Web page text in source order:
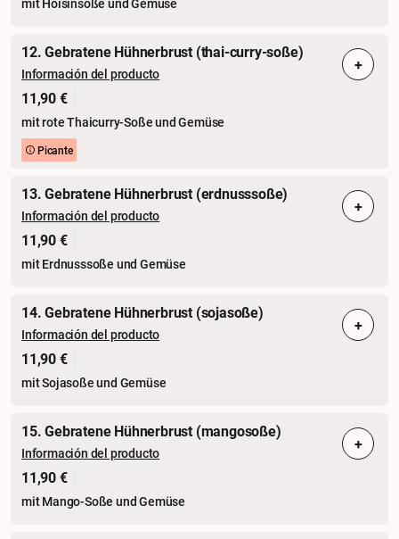
12. Gebratene Hühnerbrust (thai-curry-soße)
Información del producto
11,90 €
mit rote Thaicurry-Soße und Gemüse
Picante
+
13. Gebratene Hühnerbrust (erdnusssoße)
Información del producto
11,90 €
mit Erdnusssoße und Gemüse
+
14. Gebratene Hühnerbrust (sojasoße)
Información del producto
11,90 €
mit Sojasoße und Gemüse
+
15. Gebratene Hühnerbrust (mangosoße)
Información del producto
11,90 €
mit Mango-Soße und Gemüse
+